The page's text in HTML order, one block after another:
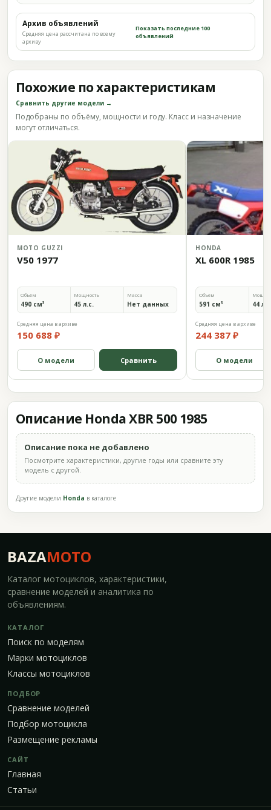
Архив объявлений
Средняя цена рассчитана по всему
архиву
Показать последние 100
объявлений
Похожие по характеристикам
Сравнить другие модели →
Подобраны по объёму, мощности и году. Класс и назначение
могут отличаться.
MOTO GUZZI
V50 1977
Объём
490 см³
Мощность
45 л.с.
Масса
Нет данных
Средняя цена в архиве
150 688 ₽
О модели Сравнить
HONDA
XL 600R 1985
Объём
591 см³ 44
Средняя цена в архиве
244 387 ₽
О модели
Описание Honda XBR 500 1985
Описание пока не добавлено
Посмотрите характеристики, другие годы или сравните эту
модель с другой.
Другие модели Honda в каталоге
BAZAMOTO
Каталог мотоциклов, характеристики,
сравнение моделей и аналитика по
объявлениям.
КАТАЛОГ
Поиск по моделям
Марки мотоциклов
Классы мотоциклов
ПОДБОР
Сравнение моделей
Подбор мотоцикла
Размещение рекламы
САЙТ
Главная
Статьи